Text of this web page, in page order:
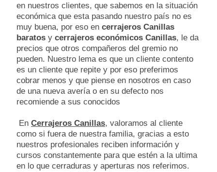
en nuestros clientes, que sabemos en la situación
económica que esta pasando nuestro país no es
muy buena, por eso en cerrajeros Canillas
baratos y cerrajeros económicos Canillas, le da
precios que otros compañeros del gremio no
pueden. Nuestro lema es que un cliente contento
es un cliente que repite y por eso preferimos
cobrar menos y que piense en nosotros en caso
de una nueva avería o en su defecto nos
recomiende a sus conocidos
En Cerrajeros Canillas, valoramos al cliente
como si fuera de nuestra familia, gracias a esto
nuestros profesionales reciben información y
cursos constantemente para que estén a la ultima
en lo que cerraduras y aperturas nos referimos.